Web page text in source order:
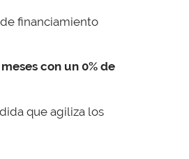
financiamiento
con un 0% de
que agiliza los